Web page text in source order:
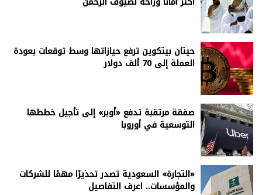
حيتان بيتكوين ترفع حيازاتها وسط توقعات بعودة
العملة إلى 70 ألف دولار
صفقة مرتقبة تدفع «أوبر» إلى تأجيل خططها
التوسعية في أوروبا
«التجارة» السعودية تصدر تحذيرًا مهمًا للشركات
والمؤسسات.. اعرف التفاصيل